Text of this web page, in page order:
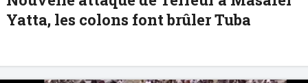
Yatta, les colons font brûler Tuba